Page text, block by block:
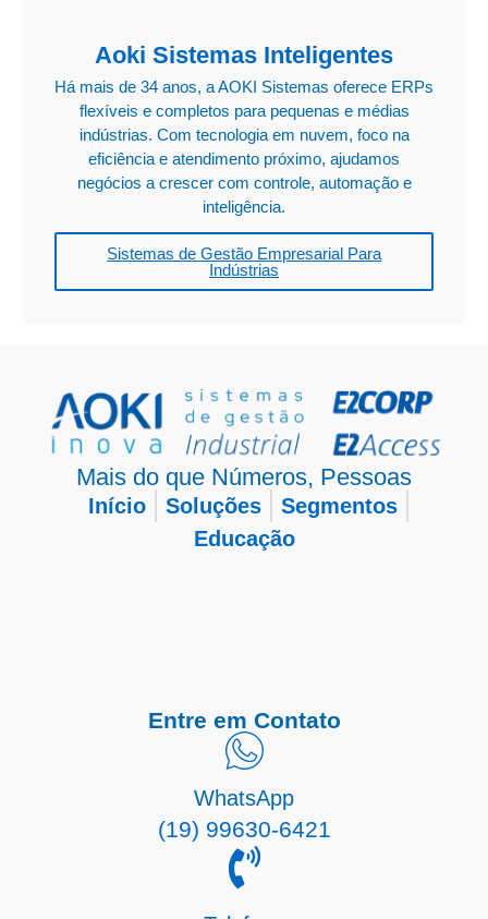
Aoki Sistemas Inteligentes
Há mais de 34 anos, a AOKI Sistemas oferece ERPs
flexíveis e completos para pequenas e médias
indústrias. Com tecnologia em nuvem, foco na
eficiência e atendimento próximo, ajudamos
negócios a crescer com controle, automação e
inteligência.
Sistemas de Gestão Empresarial Para
Indústrias
Mais do que Números, Pessoas
Início Soluções
Segmentos
Educação
Entre em Contato
WhatsApp
(19) 99630-6421